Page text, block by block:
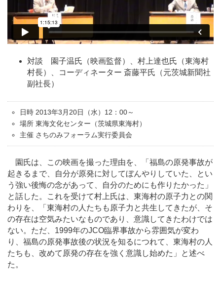
対談 園子温氏（映画監督）、村上達也氏（東海村
村長）、コーディネーター 斎藤平氏（元茨城新聞社
副社長）
日時 2013年3月20日（水）12：00～
場所 東海文化センター（茨城県東海村）
主催 さちのみフォーラム実行委員会
園氏は、この映画を撮った理由を、「福島の原発事故が
起きるまで、自分が原発に対してぼんやりしていた、とい
う強い後悔の念があって、自分のためにも作りたかった」
と話した。これを受けて村上氏は、東海村の原子力との関
わりを、「東海村の人たちも原子力と共生してきたが、そ
の存在は空気みたいなものであり、意識してきたわけでは
ない。ただ、1999年のJCO臨界事故から雰囲気が変わ
り、福島の原発事故後の状況を知るにつれて、東海村の人
たちも、改めて原発の存在を強く意識し始めた」と述べ
た。